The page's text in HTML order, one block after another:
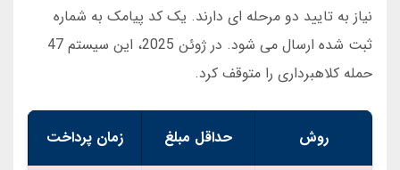
نیاز به تایید دو مرحله ای دارند. یک کد پیامک به شماره
ثبت شده ارسال می شود. در ژوئن 2025، این سیستم 47
حمله کلاهبرداری را متوقف کرد.
روش حداقل مبلغ زمان پرداخت